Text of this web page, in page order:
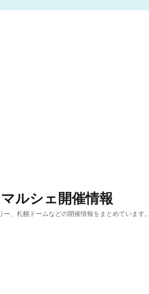
ルシェ開催情報
、札幌ドームなどの開催情報をまとめています。